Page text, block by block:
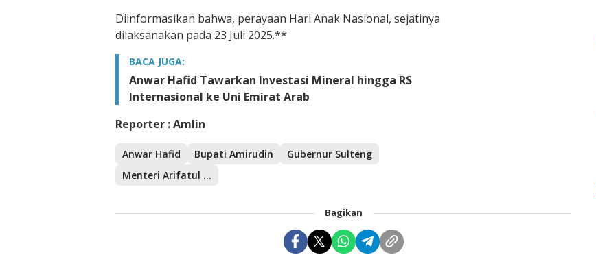
Diinformasikan bahwa, perayaan Hari Anak Nasional, sejatinya
dilaksanakan pada 23 Juli 2025.**
BACA JUGA:
Anwar Hafid Tawarkan Investasi Mineral hingga RS
Internasional ke Uni Emirat Arab
Reporter : Amlin
Anwar Hafid Bupati Amirudin
Gubernur Sulteng
Menteri Arifatul Choiri
Bagikan